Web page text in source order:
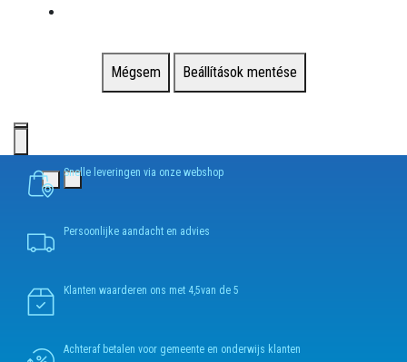
Mégsem Beállítások mentése
Snelle leveringen via onze webshop
Persoonlijke aandacht en advies
Klanten waarderen ons met 4,5van de 5
Achteraf betalen voor gemeente en onderwijs klanten